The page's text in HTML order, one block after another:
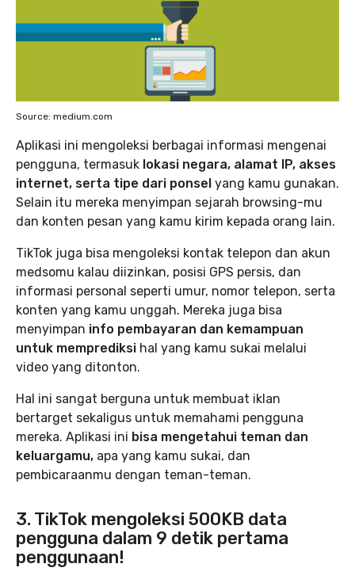
Source: medium.com
Aplikasi ini mengoleksi berbagai informasi mengenai
pengguna, termasuk lokasi negara, alamat IP, akses
internet, serta tipe dari ponsel yang kamu gunakan.
Selain itu mereka menyimpan sejarah browsing-mu
dan konten pesan yang kamu kirim kepada orang lain.
TikTok juga bisa mengoleksi kontak telepon dan akun
medsomu kalau diizinkan, posisi GPS persis, dan
informasi personal seperti umur, nomor telepon, serta
konten yang kamu unggah. Mereka juga bisa
menyimpan info pembayaran dan kemampuan
untuk memprediksi hal yang kamu sukai melalui
video yang ditonton.
Hal ini sangat berguna untuk membuat iklan
bertarget sekaligus untuk memahami pengguna
mereka. Aplikasi ini bisa mengetahui teman dan
keluargamu, apa yang kamu sukai, dan
pembicaraanmu dengan teman-teman.
3. TikTok mengoleksi 500KB data
pengguna dalam 9 detik pertama
penggunaan!